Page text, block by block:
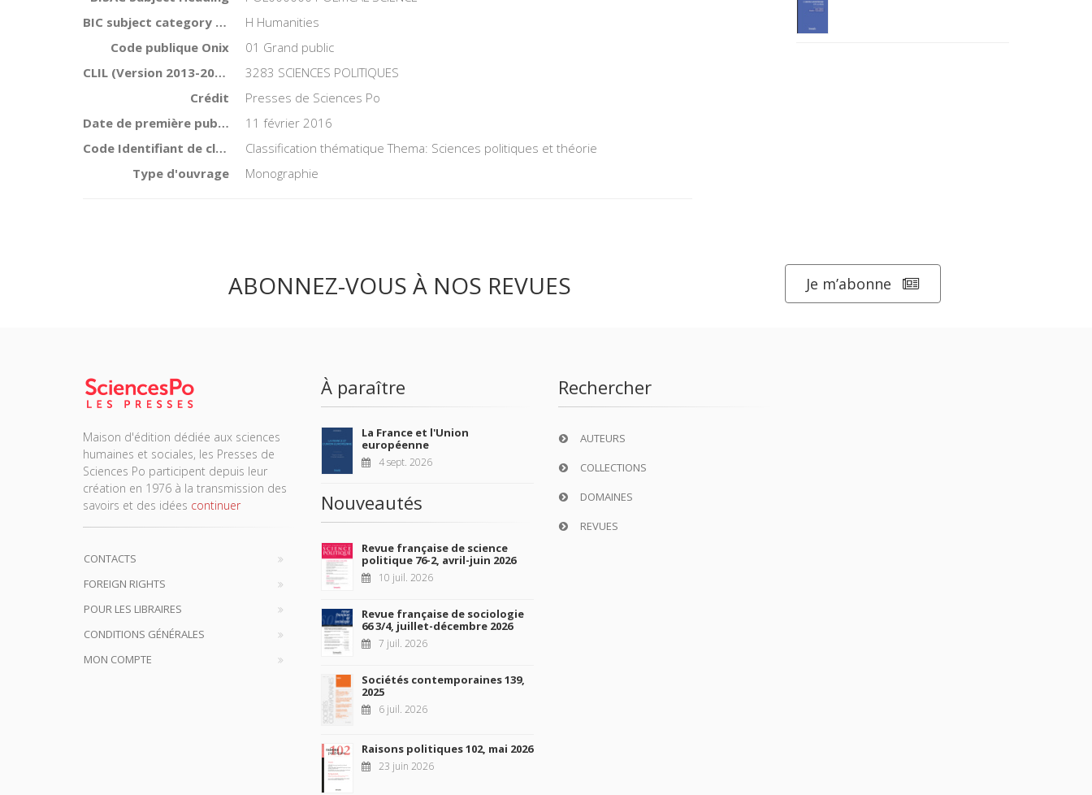
BIC subject category (UK)
H Humanities
Code publique Onix
01 Grand public
CLIL (Version 2013-2019 )
3283 SCIENCES POLITIQUES
Crédit
Presses de Sciences Po
Date de première publication du titre
11 février 2016
Code Identifiant de classement sujet
Classification thématique Thema: Sciences politiques et théorie
Type d'ouvrage
Monographie
ABONNEZ-VOUS À NOS REVUES Je m’abonne
Maison d'édition dédiée aux sciences
humaines et sociales, les Presses de
Sciences Po participent depuis leur
création en 1976 à la transmission des
savoirs et des idées continuer
CONTACTS
FOREIGN RIGHTS
POUR LES LIBRAIRES
CONDITIONS GÉNÉRALES
MON COMPTE
À paraître
La France et l'Union
européenne
4 sept. 2026
Nouveautés
Revue française de science
politique 76-2, avril-juin 2026
10 juil. 2026
Revue française de sociologie
66 3/4, juillet-décembre 2026
7 juil. 2026
Sociétés contemporaines 139,
2025
6 juil. 2026
Raisons politiques 102, mai 2026
23 juin 2026
Rechercher
AUTEURS
COLLECTIONS
DOMAINES
REVUES